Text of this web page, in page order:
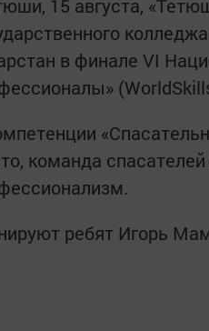
15 августа,
в финале VI
команда
ребят Игорь